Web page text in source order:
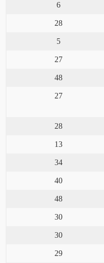
6
28
5
27
48
27
28
13
34
40
48
30
30
29